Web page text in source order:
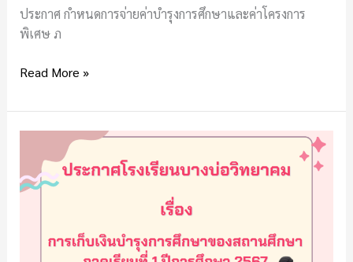
ประกาศ กำหนดการจ่ายค่าบำรุงการศึกษาและค่าโครงการ
พิเศษ ภ
ปี
ที่
และ
Read More »
โรงเรียน
บางบ่อ